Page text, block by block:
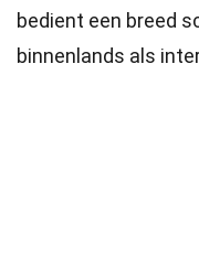
bedient een breed
binnenlands als